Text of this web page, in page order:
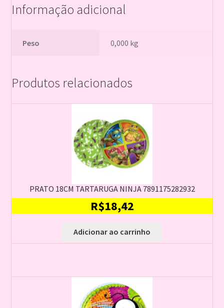
Informação adicional
Peso 0,000 kg
Produtos relacionados
PRATO 18CM TARTARUGA NINJA 7891175282932
R$18,42
Adicionar ao carrinho